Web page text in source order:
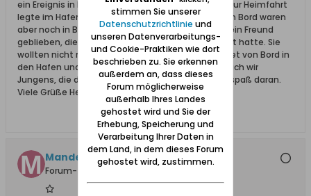
ein Ereignis in Erinnerung geblieben. Der Dampfer zur Heimfahrt
legte im Hafen ab, die Musik spielte muß i denn, an Bord waren
aber noch in Bierlaune der Sohn von Kohnke und sein Freund
geblieben, die wohl Damenbekannschaft gemacht hatte. Sie
wollten nicht mitfahren und sprangen voll bekleidet von Bord in
den Hafen und schwammen an Land. Ein Gaudi. Auch wir
Jungens, die das beobachtet hatten, hatten viel spaß daran.
Viele Grüße Herbert
Mandey +08.03.22
Forum-Teilnehmer
stimmen Sie unserer
Datenschutzrichtlinie und
unseren Datenverarbeitungs-
und Cookie-Praktiken wie dort
beschrieben zu. Sie erkennen
außerdem an, dass dieses
Forum möglicherweise
außerhalb Ihres Landes
gehostet wird und Sie der
Erhebung, Speicherung und
Verarbeitung Ihrer Daten in
dem Land, in dem dieses Forum
gehostet wird, zustimmen.